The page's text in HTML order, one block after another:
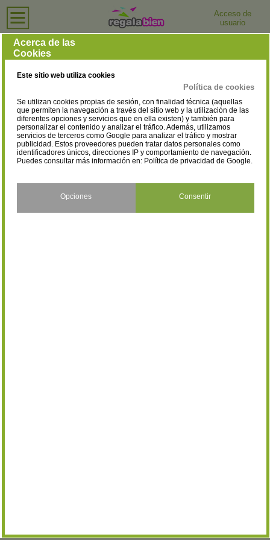
Acceso de
usuario
Tiendas de Bolsos en Zaragoza
Selecciona la localidad
Inicio › Tiendas de Bolsos
Zaragoza
Acerca de las
Cookies
Este sitio web utiliza cookies
Política de cookies
Se utilizan cookies propias de sesión, con finalidad técnica (aquellas
que permiten la navegación a través del sitio web y la utilización de las
diferentes opciones y servicios que en ella existen) y también para
personalizar el contenido y analizar el tráfico. Además, utilizamos
servicios de terceros como Google para analizar el tráfico y mostrar
publicidad. Estos proveedores pueden tratar datos personales como
identificadores únicos, direcciones IP y comportamiento de navegación.
Puedes consultar más información en: Política de privacidad de Google.
Opciones Consentir